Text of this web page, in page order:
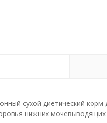
сухой диетический
нижних мочевыводящих